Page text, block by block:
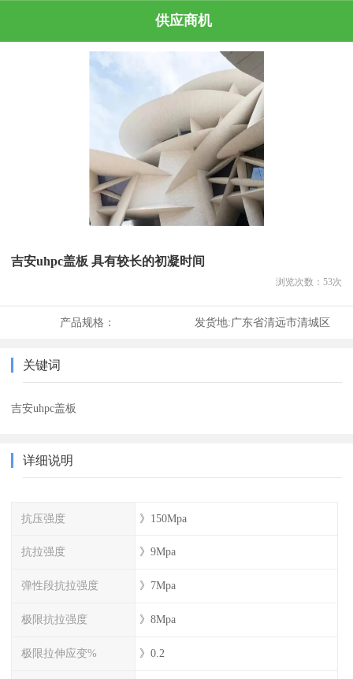
供应商机
吉安uhpc盖板 具有较长的初凝时间
浏览次数： 53次
产品规格： 发货地:广东省清远市清城区
关键词
吉安uhpc盖板
详细说明
抗压强度 》150Mpa
抗拉强度 》9Mpa
弹性段抗拉强度 》7Mpa
极限抗拉强度 》8Mpa
极限拉伸应变% 》0.2